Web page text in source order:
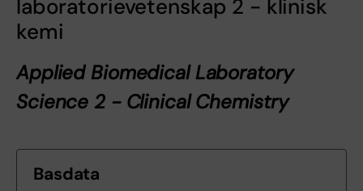
laboratorievetenskap 2 - klinisk
kemi
Applied Biomedical Laboratory
Science 2 - Clinical Chemistry
Basdata